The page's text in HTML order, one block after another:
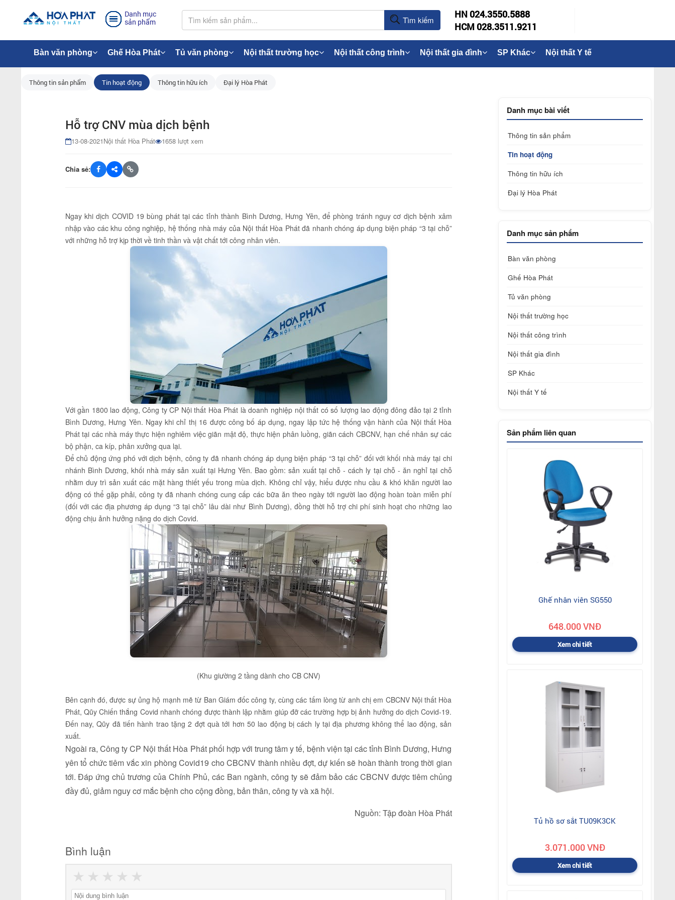
Danh mục
sản phẩm
Tìm kiếm
HN 024.3550.5888
HCM 028.3511.9211
Bàn văn phòng Ghế Hòa Phát Tủ văn phòng Nội thất trường học Nội thất công trình Nội thất gia đình SP Khác Nội thất Y tế
Thông tin sản phẩm Tin hoạt động Thông tin hữu ích Đại lý Hòa Phát
Hỗ trợ CNV mùa dịch bệnh
13-08-2021Nội thất Hòa Phát 1658 lượt xem
Chia sẻ:
Ngay khi dịch COVID 19 bùng phát tại các tỉnh thành Bình Dương, Hưng Yên, để phòng tránh nguy cơ dịch bệnh xâm
nhập vào các khu công nghiệp, hệ thống nhà máy của Nội thất Hòa Phát đã nhanh chóng áp dụng biện pháp “3 tại chỗ”
với những hỗ trợ kịp thời về tinh thần và vật chất tới công nhân viên.
Với gần 1800 lao động, Công ty CP Nội thất Hòa Phát là doanh nghiệp nội thất có số lượng lao động đông đảo tại 2 tỉnh
Bình Dương, Hưng Yên. Ngay khi chỉ thị 16 được công bố áp dụng, ngay lập tức hệ thống vận hành của Nội thất Hòa
Phát tại các nhà máy thực hiện nghiêm việc giãn mật độ, thực hiện phân luồng, giãn cách CBCNV, hạn chế nhân sự các
bộ phận, ca kíp, phân xưởng qua lại.
Để chủ động ứng phó với dịch bệnh, công ty đã nhanh chóng áp dụng biện pháp “3 tại chỗ” đối với khối nhà máy tại chi
nhánh Bình Dương, khối nhà máy sản xuất tại Hưng Yên. Bao gồm: sản xuất tại chỗ - cách ly tại chỗ - ăn nghỉ tại chỗ
nhằm duy trì sản xuất các mặt hàng thiết yếu trong mùa dịch. Không chỉ vậy, hiểu được nhu cầu & khó khăn người lao
động có thể gặp phải, công ty đã nhanh chóng cung cấp các bữa ăn theo ngày tới người lao động hoàn toàn miễn phí
(đối với các địa phương áp dụng “3 tại chỗ” lâu dài như Bình Dương), đồng thời hỗ trợ chi phí sinh hoạt cho những lao
động chịu ảnh hưởng nặng do dịch Covid.
(Khu giường 2 tầng dành cho CB CNV)
Bên cạnh đó, được sự ủng hộ mạnh mẽ từ Ban Giám đốc công ty, cùng các tấm lòng từ anh chị em CBCNV Nội thất Hòa
Phát, Qũy Chiến thắng Covid nhanh chóng được thành lập nhằm giúp đỡ các trường hợp bị ảnh hưởng do dịch Covid-19.
Đến nay, Qũy đã tiến hành trao tặng 2 đợt quà tới hơn 50 lao động bị cách ly tại địa phương không thể lao động, sản
xuất.
Ngoài ra, Công ty CP Nội thất Hòa Phát phối hợp với trung tâm y tế, bệnh viện tại các tỉnh Bình Dương, Hưng
yên tổ chức tiêm vắc xin phòng Covid19 cho CBCNV thành nhiều đợt, dự kiến sẽ hoàn thành trong thời gian
tới. Đáp ứng chủ trương của Chính Phủ, các Ban ngành, công ty sẽ đảm bảo các CBCNV được tiêm chủng
đầy đủ, giảm nguy cơ mắc bệnh cho cộng đồng, bản thân, công ty và xã hội.
Nguồn: Tập đoàn Hòa Phát
Bình luận
★
★
★
★
★
Danh mục bài viết
Thông tin sản phẩm
Tin hoạt động
Thông tin hữu ích
Đại lý Hòa Phát
Danh mục sản phẩm
Bàn văn phòng
Ghế Hòa Phát
Tủ văn phòng
Nội thất trường học
Nội thất công trình
Nội thất gia đình
SP Khác
Nội thất Y tế
Sản phẩm liên quan
Ghế nhân viên SG550
648.000 VNĐ
Xem chi tiết
Tủ hồ sơ sắt TU09K3CK
3.071.000 VNĐ
Xem chi tiết